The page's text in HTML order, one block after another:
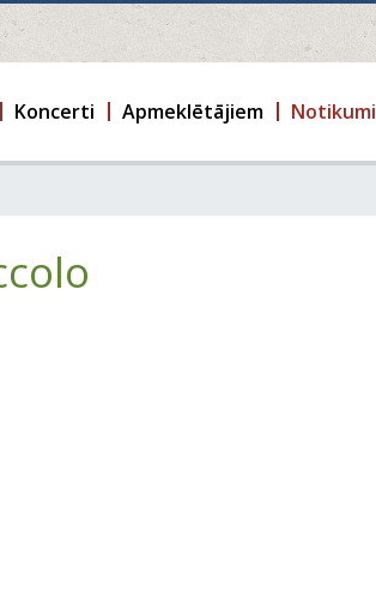
Koncerti Apmeklētājiem Notikumi